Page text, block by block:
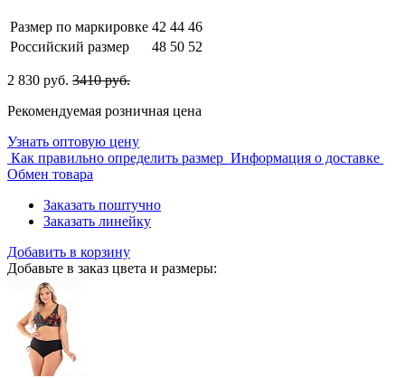
Размер по маркировке 42 44 46
Российский размер
48 50 52
2 830 руб. 3410 руб.
Рекомендуемая розничная цена
Узнать оптовую цену
Как правильно определить размер Информация о доставке
Обмен товара
Заказать поштучно
Заказать линейку
Добавить в корзину
Добавьте в заказ цвета и размеры: